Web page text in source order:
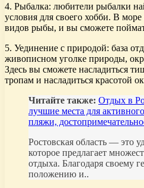
4. Рыбалка: любители рыбалки
условия для своего хобби. В
видов рыбы, и вы сможете
5. Уединение с природой: база
живописном уголке природы,
Здесь вы сможете насладиться
тропам и насладиться красотой
Читайте также: Отдых в
лучшие места для
пляжи,
Ростовская область — это
которое предлагает
отдыха. Благодаря своему
положению и..